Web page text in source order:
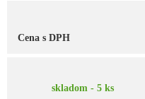
Cena s DPH
skladom - 5 ks